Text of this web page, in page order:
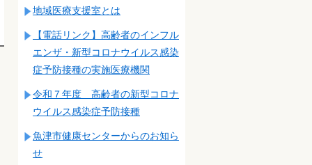
地域医療支援室とは
【電話リンク】高齢者のインフル
エンザ・新型コロナウイルス感染
症予防接種の実施医療機関
令和７年度 高齢者の新型コロナ
ウイルス感染症予防接種
魚津市健康センターからのお知ら
せ